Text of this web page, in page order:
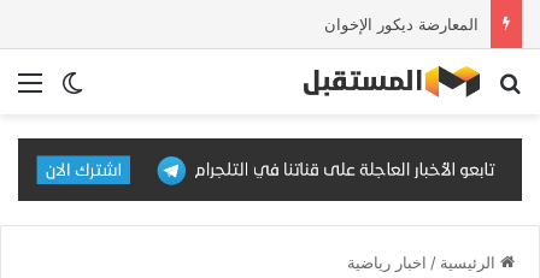
المعارضة ديكور الإخوان
الوضع بحث عن
الرئيسية / اخبار رياضية